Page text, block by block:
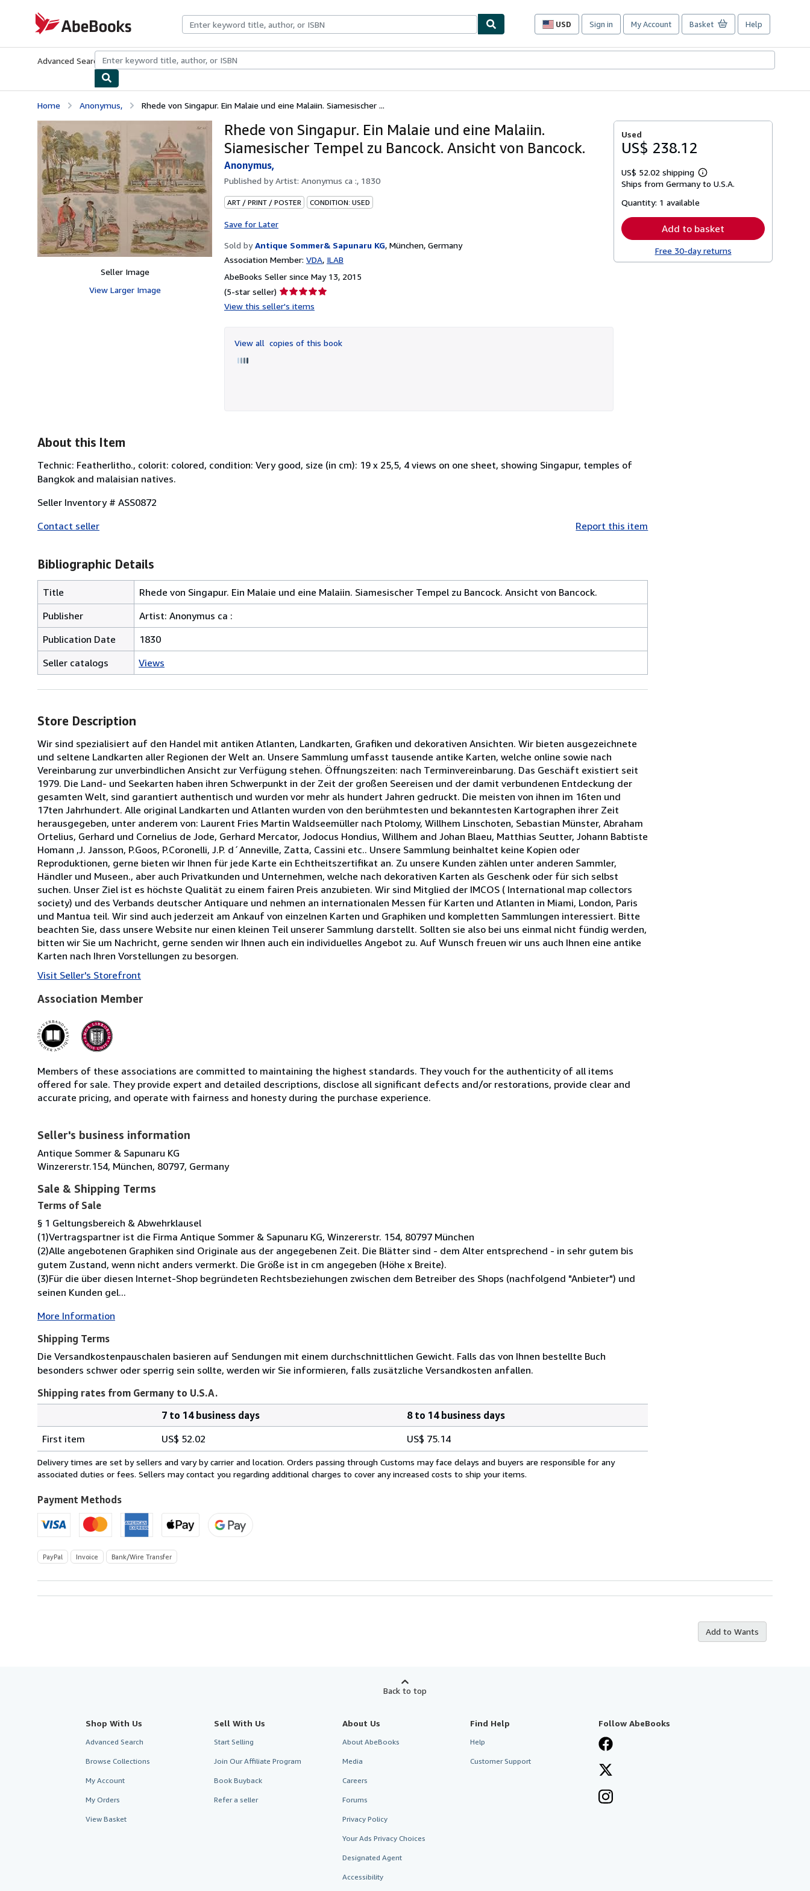
AbeBooks.com
USD
Site
preferences
Sign in My Account Basket Help
Advanced Search Browse CollectionsRare BooksArt & Collectibles
Home Anonymus, Rhede von Singapur. Ein Malaie und eine Malaiin. Siamesischer ...
Seller Image
View Larger Image
Rhede von Singapur. Ein Malaie und eine Malaiin.
Siamesischer Tempel zu Bancock. Ansicht von Bancock.
Anonymus,
Published byArtist: Anonymus ca :, 1830
ART / PRINT / POSTER CONDITION: USED
Save for Later
Sold by Antique Sommer& Sapunaru KG, München, Germany
Association Member: VDA ILAB
AbeBooks Seller since May 13, 2015
(5-star seller) Seller
rating
of
5
View this seller's items
View all copies of this book
Used
US$ 238.12
US$ 52.02 shipping
Learn
more
Ships from Germany to U.S.A.
Quantity: 1 available
Add to basket
Free 30-day returns
About this Item
Technic: Featherlitho., colorit: colored, condition: Very good, size (in cm): 19 x 25,5, 4 views on one sheet, showing Singapur, temples of
Bangkok and malaisian natives.
Seller Inventory # ASS0872
Contact seller
Report this item
Bibliographic Details
Title
Rhede von Singapur. Ein Malaie und eine Malaiin. Siamesischer Tempel zu Bancock. Ansicht von Bancock.
Publisher
Artist: Anonymus ca :
Publication Date
1830
Seller catalogs
Views
Store Description
Wir sind spezialisiert auf den Handel mit antiken Atlanten, Landkarten, Grafiken und dekorativen Ansichten. Wir bieten ausgezeichnete
und seltene Landkarten aller Regionen der Welt an. Unsere Sammlung umfasst tausende antike Karten, welche online sowie nach
Vereinbarung zur unverbindlichen Ansicht zur Verfügung stehen. Öffnungszeiten: nach Terminvereinbarung. Das Geschäft existiert seit
1979. Die Land- und Seekarten haben ihren Schwerpunkt in der Zeit der großen Seereisen und der damit verbundenen Entdeckung der
gesamten Welt, sind garantiert authentisch und wurden vor mehr als hundert Jahren gedruckt. Die meisten von ihnen im 16ten und
17ten Jahrhundert. Alle original Landkarten und Atlanten wurden von den berühmtesten und bekanntesten Kartographen ihrer Zeit
herausgegeben, unter anderem von: Laurent Fries Martin Waldseemüller nach Ptolomy, Willhem Linschoten, Sebastian Münster, Abraham
Ortelius, Gerhard und Cornelius de Jode, Gerhard Mercator, Jodocus Hondius, Willhem and Johan Blaeu, Matthias Seutter, Johann Babtiste
Homann ,J. Jansson, P.Goos, P.Coronelli, J.P. d´Anneville, Zatta, Cassini etc.. Unsere Sammlung beinhaltet keine Kopien oder
Reproduktionen, gerne bieten wir Ihnen für jede Karte ein Echtheitszertifikat an. Zu unsere Kunden zählen unter anderen Sammler,
Händler und Museen., aber auch Privatkunden und Unternehmen, welche nach dekorativen Karten als Geschenk oder für sich selbst
suchen. Unser Ziel ist es höchste Qualität zu einem fairen Preis anzubieten. Wir sind Mitglied der IMCOS ( International map collectors
society) und des Verbands deutscher Antiquare und nehmen an internationalen Messen für Karten und Atlanten in Miami, London, Paris
und Mantua teil. Wir sind auch jederzeit am Ankauf von einzelnen Karten und Graphiken und kompletten Sammlungen interessiert. Bitte
beachten Sie, dass unsere Website nur einen kleinen Teil unserer Sammlung darstellt. Sollten sie also bei uns einmal nicht fündig werden,
bitten wir Sie um Nachricht, gerne senden wir Ihnen auch ein individuelles Angebot zu. Auf Wunsch freuen wir uns auch Ihnen eine antike
Karten nach Ihren Vorstellungen zu besorgen.
Visit Seller's Storefront
Association Member
Members of these associations are committed to maintaining the highest standards. They vouch for the authenticity of all items
offered for sale. They provide expert and detailed descriptions, disclose all significant defects and/or restorations, provide clear and
accurate pricing, and operate with fairness and honesty during the purchase experience.
Seller's business information
Antique Sommer & Sapunaru KG
Winzererstr.154, München, 80797, Germany
Sale & Shipping Terms
Terms of Sale
§ 1 Geltungsbereich & Abwehrklausel
(1)Vertragspartner ist die Firma Antique Sommer & Sapunaru KG, Winzererstr. 154, 80797 München
(2)Alle angebotenen Graphiken sind Originale aus der angegebenen Zeit. Die Blätter sind - dem Alter entsprechend - in sehr gutem bis
gutem Zustand, wenn nicht anders vermerkt. Die Größe ist in cm angegeben (Höhe x Breite).
(3)Für die über diesen Internet-Shop begründeten Rechtsbeziehungen zwischen dem Betreiber des Shops (nachfolgend "Anbieter") und
seinen Kunden gel...
More Information
Shipping Terms
Die Versandkostenpauschalen basieren auf Sendungen mit einem durchschnittlichen Gewicht. Falls das von Ihnen bestellte Buch
besonders schwer oder sperrig sein sollte, werden wir Sie informieren, falls zusätzliche Versandkosten anfallen.
Shipping rates from Germany to U.S.A.
rates
from
Germany
U.S.A.
7 to 14 business days
8 to 14 business days
First item
US$ 52.02 US$ 75.14
Delivery times are set by sellers and vary by carrier and location. Orders passing through Customs may face delays and buyers are responsible for any
associated duties or fees. Sellers may contact you regarding additional charges to cover any increased costs to ship your items.
Payment Methods
PayPal Invoice Bank/Wire Transfer
Add to Wants
Back to top
Shop With Us
Advanced Search
Browse Collections
My Account
My Orders
View Basket
Sell With Us
Start Selling
Join Our Affiliate Program
Book Buyback
Refer a seller
About Us
About AbeBooks
Media
Careers
Forums
Privacy Policy
Your Ads Privacy Choices
Designated Agent
Accessibility
Find Help
Help
Customer Support
Follow AbeBooks